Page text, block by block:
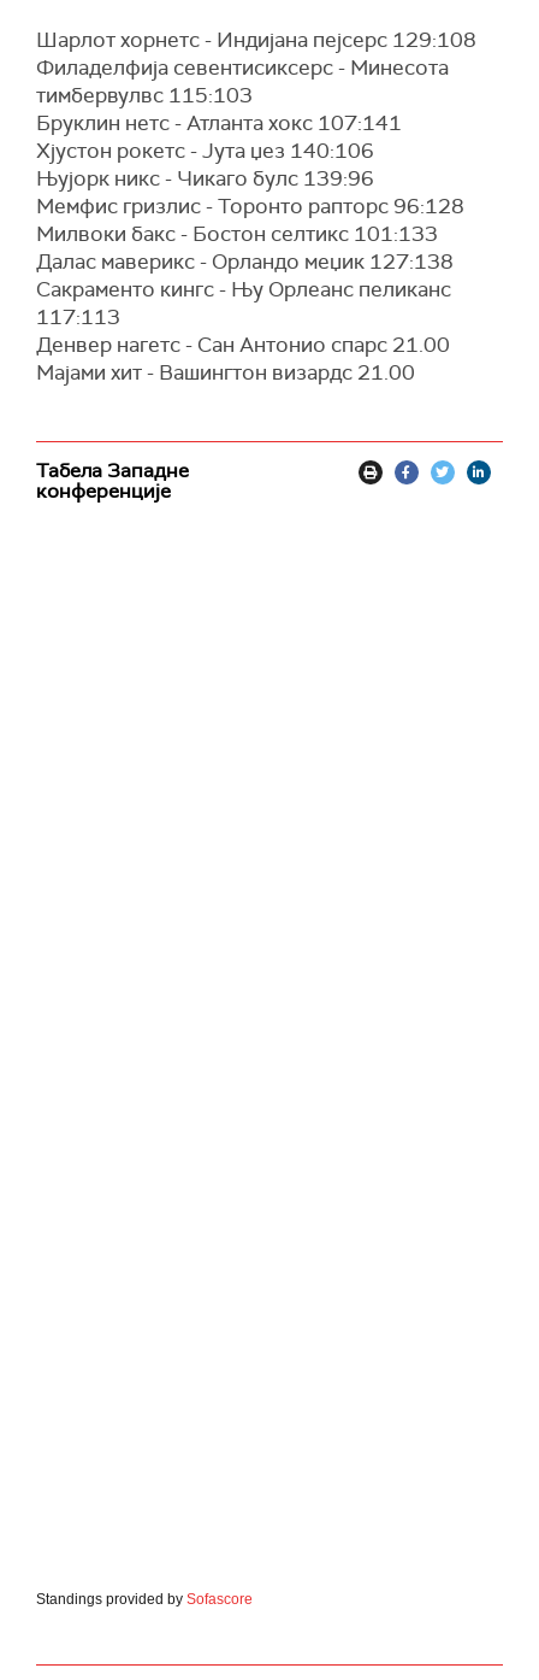
Шарлот хорнетс - Индијана пејсерс 129:108
Филаделфија севентисиксерс - Минесота
тимбервулвс 115:103
Бруклин нетс - Атланта хокс 107:141
Хјустон рокетс - Јута џез 140:106
Њујорк никс - Чикаго булс 139:96
Мемфис гризлис - Торонто рапторс 96:128
Милвоки бакс - Бостон селтикс 101:133
Далас маверикс - Орландо меџик 127:138
Сакраменто кингс - Њу Орлеанс пеликанс
117:113
Денвер нагетс - Сан Антонио спарс 21.00
Мајами хит - Вашингтон визардс 21.00
Табела Западне
конференције
Standings provided by Sofascore